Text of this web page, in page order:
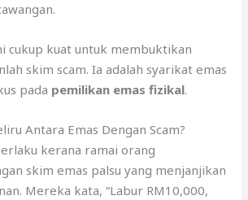
cukup kuat untuk membuktikan
skim scam. Ia adalah syarikat emas
pada pemilikan emas fizikal.
Antara Emas Dengan Scam?
kerana ramai orang
skim emas palsu yang menjanjikan
Mereka kata, “Labur RM10,000,